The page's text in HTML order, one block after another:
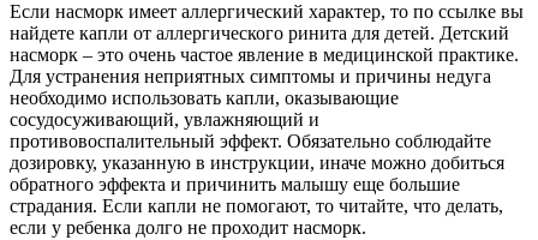
Если насморк имеет аллергический характер, то по ссылке вы
найдете капли от аллергического ринита для детей. Детский
насморк – это очень частое явление в медицинской практике.
Для устранения неприятных симптомы и причины недуга
необходимо использовать капли, оказывающие
сосудосуживающий, увлажняющий и
противовоспалительный эффект. Обязательно соблюдайте
дозировку, указанную в инструкции, иначе можно добиться
обратного эффекта и причинить малышу еще большие
страдания. Если капли не помогают, то читайте, что делать,
если у ребенка долго не проходит насморк.